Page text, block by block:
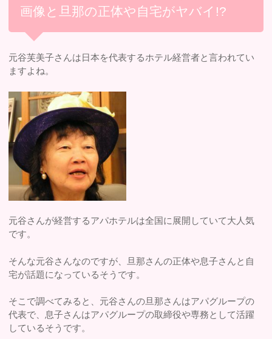
画像と旦那の正体や自宅がヤバイ!?
元谷芙美子さんは日本を代表するホテル経営者と言われてい
ますよね。
元谷さんが経営するアパホテルは全国に展開していて大人気
です。
そんな元谷さんなのですが、旦那さんの正体や息子さんと自
宅が話題になっているそうです。
そこで調べてみると、元谷さんの旦那さんはアパグループの
代表で、息子さんはアパグループの取締役や専務として活躍
しているそうです。